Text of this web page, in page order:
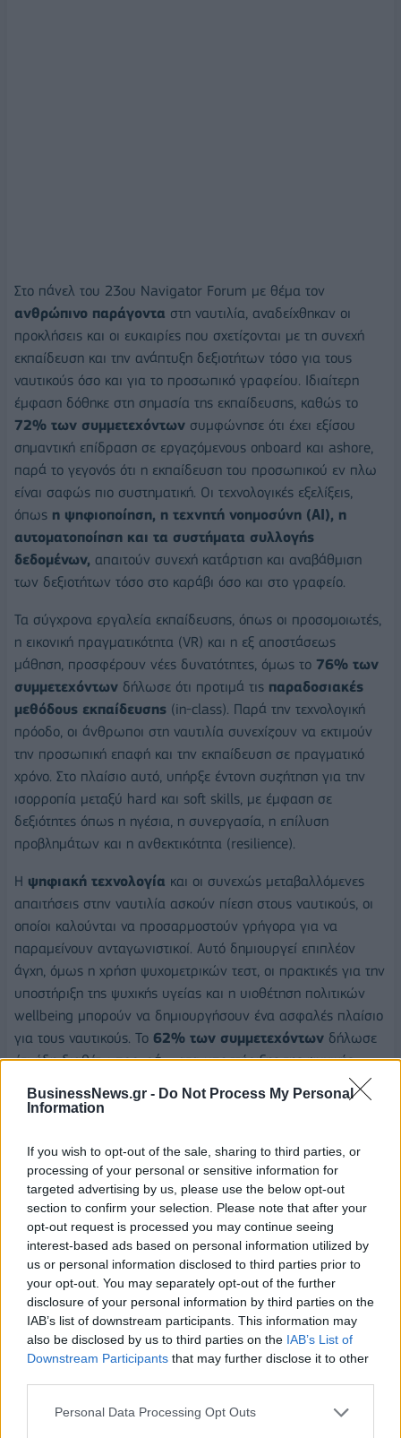
BusinessNews.gr - Do Not Process My Personal
Information
If you wish to opt-out of the sale, sharing to third parties, or
processing of your personal or sensitive information for
targeted advertising by us, please use the below opt-out
section to confirm your selection. Please note that after your
opt-out request is processed you may continue seeing
interest-based ads based on personal information utilized by
us or personal information disclosed to third parties prior to
your opt-out. You may separately opt-out of the further
disclosure of your personal information by third parties on the
IAB’s list of downstream participants. This information may
also be disclosed by us to third parties on the IAB’s List of
Downstream Participants that may further disclose it to other
Personal Data Processing Opt Outs
Στο πάνελ του 23ου Navigator Forum με θέμα τον
ανθρώπινο παράγοντα στη ναυτιλία, αναδείχθηκαν οι
προκλήσεις και οι ευκαιρίες που σχετίζονται με τη συνεχή
εκπαίδευση και την ανάπτυξη δεξιοτήτων τόσο για τους
ναυτικούς όσο και για το προσωπικό γραφείου. Ιδιαίτερη
έμφαση δόθηκε στη σημασία της εκπαίδευσης, καθώς το
72% των συμμετεχόντων συμφώνησε ότι έχει εξίσου
σημαντική επίδραση σε εργαζόμενους onboard και ashore,
παρά το γεγονός ότι η εκπαίδευση του προσωπικού εν πλω
είναι σαφώς πιο συστηματική. Οι τεχνολογικές εξελίξεις,
όπως η ψηφιοποίηση, η τεχνητή νοημοσύνη (AI), η
αυτοματοποίηση και τα συστήματα συλλογής
δεδομένων, απαιτούν συνεχή κατάρτιση και αναβάθμιση
των δεξιοτήτων τόσο στο καράβι όσο και στο γραφείο.
Τα σύγχρονα εργαλεία εκπαίδευσης, όπως οι προσομοιωτές,
η εικονική πραγματικότητα (VR) και η εξ αποστάσεως
μάθηση, προσφέρουν νέες δυνατότητες, όμως το 76% των
συμμετεχόντων δήλωσε ότι προτιμά τις παραδοσιακές
μεθόδους εκπαίδευσης (in-class). Παρά την τεχνολογική
πρόοδο, οι άνθρωποι στη ναυτιλία συνεχίζουν να εκτιμούν
την προσωπική επαφή και την εκπαίδευση σε πραγματικό
χρόνο. Στο πλαίσιο αυτό, υπήρξε έντονη συζήτηση για την
ισορροπία μεταξύ hard και soft skills, με έμφαση σε
δεξιότητες όπως η ηγέσια, η συνεργασία, η επίλυση
προβλημάτων και η ανθεκτικότητα (resilience).
Η ψηφιακή τεχνολογία και οι συνεχώς μεταβαλλόμενες
απαιτήσεις στην ναυτιλία ασκούν πίεση στους ναυτικούς, οι
οποίοι καλούνται να προσαρμοστούν γρήγορα για να
παραμείνουν ανταγωνιστικοί. Αυτό δημιουργεί επιπλέον
άγχη, όμως η χρήση ψυχομετρικών τεστ, οι πρακτικές για την
υποστήριξη της ψυχικής υγείας και η υιοθέτηση πολιτικών
wellbeing μπορούν να δημιουργήσουν ένα ασφαλές πλαίσιο
για τους ναυτικούς. Το 62% των συμμετεχόντων δήλωσε
ότι ήδη διαθέτει προγράμματα υποστήριξης της ψυχικής
βιομηχανίας προς την φροντίδα του προσωπικού.
εκπαίδευσης στα νέα συστήματα πλοίων, όπως τα πλοία
αμμωνίας και τα LNG carriers, που απαιτούν νέες γνώσεις
και δεξιότητες. Οι Ακαδημίες Εμπορικού Ναυτικού καλούνται
να συμβαδίζουν με τις τεχνολογικές εξελίξεις, ενώ η
εμπειρία παραμένει σημαντικός παράγοντας για την
αποτελεσματική εκπαίδευση των πληρωμάτων, με τους
προσομοιωτές να παίζουν καθοριστικό ρόλο.
H συμπερίληψη δεν θα μπορούσε να λείπει από το τραπέζι.
Τονίστηκε βεβαία, πως ενώ υπάρχει η θέληση αυξησης
συμμετοχής των γυναικών στη θάλασσα, ακόμα δεν
υπάρχουν υποδομές, πράγμα για το οποίο πρέπει να